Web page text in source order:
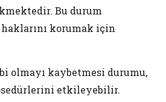
Bu durum
haklarını korumak için
olmayı kaybetmesi durumu,
etkileyebilir.